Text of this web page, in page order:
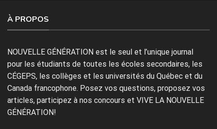
À PROPOS
NOUVELLE GÉNÉRATION est le seul et l’unique journal
pour les étudiants de toutes les écoles secondaires, les
CÉGEPS, les collèges et les universités du Québec et du
Canada francophone. Posez vos questions, proposez vos
articles, participez à nos concours et VIVE LA NOUVELLE
GÉNÉRATION!